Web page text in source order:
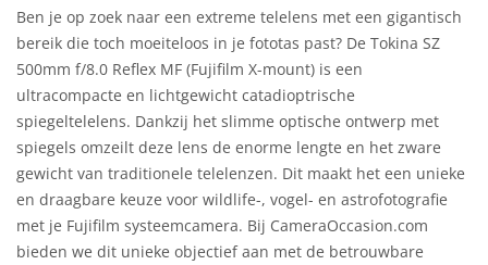
Ben je op zoek naar een extreme telelens met een gigantisch
bereik die toch moeiteloos in je fototas past? De Tokina SZ
500mm f/8.0 Reflex MF (Fujifilm X-mount) is een
ultracompacte en lichtgewicht catadioptrische
spiegeltelelens. Dankzij het slimme optische ontwerp met
spiegels omzeilt deze lens de enorme lengte en het zware
gewicht van traditionele telelenzen. Dit maakt het een unieke
en draagbare keuze voor wildlife-, vogel- en astrofotografie
met je Fujifilm systeemcamera. Bij CameraOccasion.com
bieden we dit unieke objectief aan met de betrouwbare